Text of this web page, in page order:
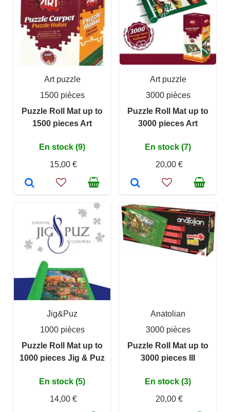
Art puzzle
1500 pièces
Puzzle Roll Mat up to
1500 pieces Art
En stock (9)
15,00 €
Art puzzle
3000 pièces
Puzzle Roll Mat up to
3000 pieces Art
En stock (7)
20,00 €
Jig&Puz
1000 pièces
Puzzle Roll Mat up to
1000 pieces Jig & Puz
En stock (5)
14,00 €
Anatolian
3000 pièces
Puzzle Roll Mat up to
3000 pieces III
En stock (3)
20,00 €